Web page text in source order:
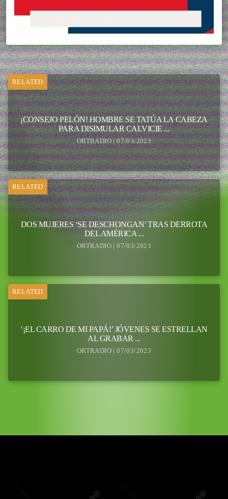
RELATED
¡CONSEJO PELÓN! HOMBRE SE TATÚA LA CABEZA
PARA DISIMULAR CALVICIE ...
ORTRADIO | 07/03/2023
RELATED
DOS MUJERES ‘SE DESCHONGAN’ TRAS DERROTA
DEL AMÉRICA ...
ORTRADIO | 07/03/2023
RELATED
‘¡EL CARRO DE MI PAPÁ!’ JÓVENES SE ESTRELLAN
AL GRABAR ...
ORTRADIO | 07/03/2023